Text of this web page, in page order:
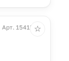
Арт. 15415.30
☆